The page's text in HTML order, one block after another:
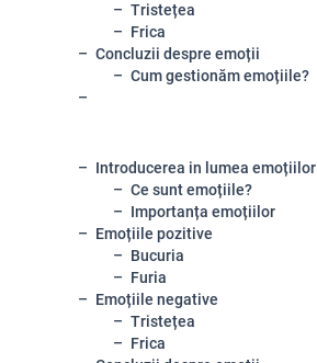
Tristețea
Frica
Concluzii despre emoții
Cum gestionăm emoțiile?
Introducerea in lumea emoțiilor
Ce sunt emoțiile?
Importanța emoțiilor
Emoțiile pozitive
Bucuria
Furia
Emoțiile negative
Tristețea
Frica